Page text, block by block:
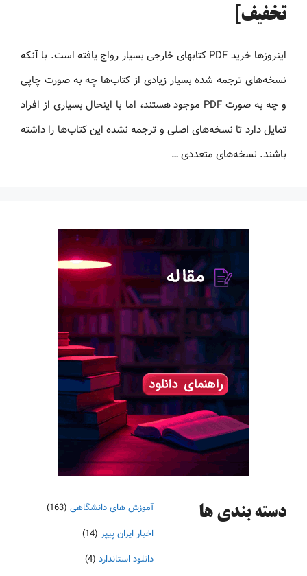
تخفیف]
اینروزها خرید PDF کتاب‎های خارجی بسیار رواج یافته است. با آنکه
نسخه‌های ترجمه شده بسیار زیادی از کتاب‌ها چه به صورت چاپی
و چه به صورت PDF موجود هستند، اما با اینحال بسیاری از افراد
تمایل دارد تا نسخه‌های اصلی و ترجمه نشده این کتاب‌ها را داشته
باشند. نسخه‌های متعددی …
دسته‌ بندی ها آموزش های دانشگاهی (163)
اخبار ایران پیپر (14)
دانلود استاندارد (4)